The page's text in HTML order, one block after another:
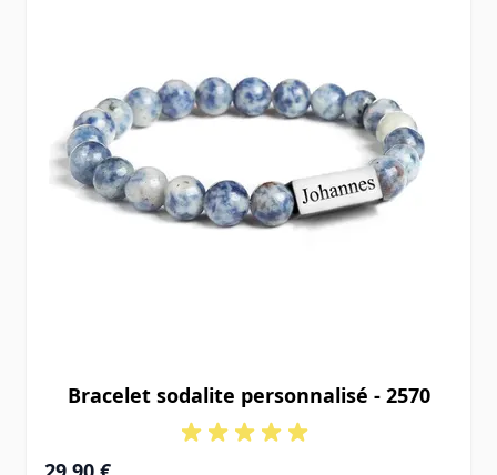
Bracelet sodalite personnalisé - 2570